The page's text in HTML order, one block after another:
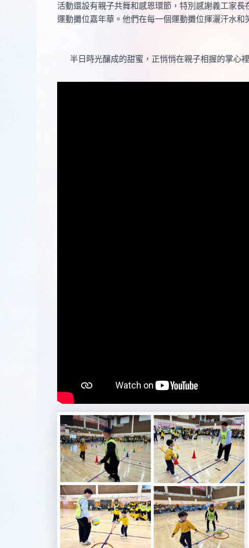
活動還設有親子共舞和感恩環節，特別感謝義工家
運動攤位嘉年華。他們在每一個運動攤位揮灑汗水和
半日時光釀成的甜蜜，正悄悄在親子相握的掌心